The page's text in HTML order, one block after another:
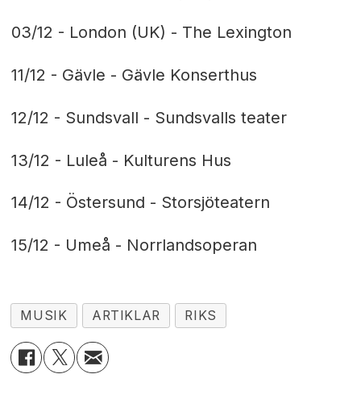
03/12 - London (UK) - The Lexington
11/12 - Gävle - Gävle Konserthus
12/12 - Sundsvall - Sundsvalls teater
13/12 - Luleå - Kulturens Hus
14/12 - Östersund - Storsjöteatern
15/12 - Umeå - Norrlandsoperan
MUSIK ARTIKLAR RIKS